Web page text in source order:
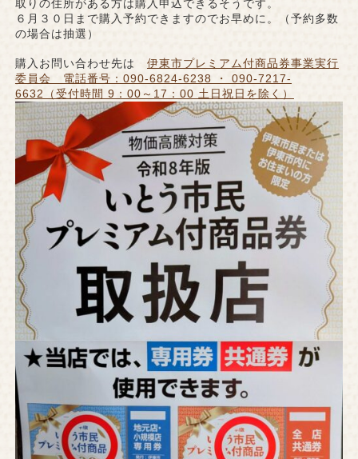
取りの住所がある方は購入申込できるそうです。
６月３０日まで購入予約できますのでお早めに。（予約多数
の場合は抽選）
購入お問い合わせ先は 伊東市プレミアム付商品券事業実行
委員会 電話番号：090-6824-6238 ・ 090-7217-
6632（受付時間 9：00～17：00 土日祝日を除く）